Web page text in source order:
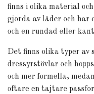
finns i olika material
gjorda av läder och har
och en rundad eller
Det finns olika typer av
dressyrstövlar och
och mer formella,
oftare en tajtare